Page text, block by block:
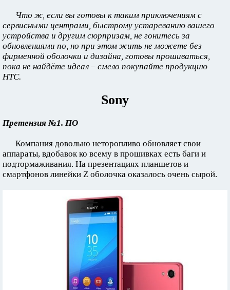
Что ж, если вы готовы к таким приключениям с
сервисными центрами, быстрому устареванию вашего
устройства и другим сюрпризам, не гонитесь за
обновлениями по, но при этом жить не можете без
фирменной оболочки и дизайна, готовы прошиваться,
пока не найдёте идеал – смело покупайте продукцию
НТС.
Sony
Претензия №1. ПО
Компания довольно неторопливо обновляет свои
аппараты, вдобавок ко всему в прошивках есть баги и
подтормаживания. На презентациях планшетов и
смартфонов линейки Z оболочка оказалось очень сырой.